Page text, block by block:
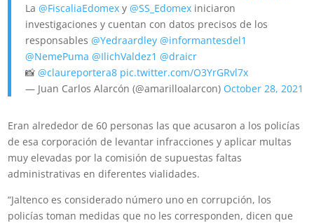
La@FiscaliaEdomex y@SS_Edomex iniciaron
investigaciones y cuentan con datos precisos de los
responsables@Yedraardley @informantesdel1
@NemePuma @IlichValdez1 @draicr
📸@claureportera8 pic.twitter.com/O3YrGRvl7x
— Juan Carlos Alarcón (@amarilloalarcon) October 28, 2021
Eran alrededor de 60 personas las que acusaron a los policías
de esa corporación de levantar infracciones y aplicar multas
muy elevadas por la comisión de supuestas faltas
administrativas en diferentes vialidades.
“Jaltenco es considerado número uno en corrupción, los
policías toman medidas que no les corresponden, dicen que